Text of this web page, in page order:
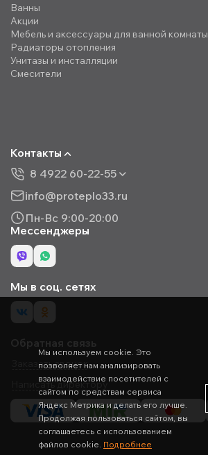
Ванны
Акции
Мебель и аксессуары для ванной комнаты
Радиаторы отопления
Унитазы и инсталляции
Смесители
Контакты
8 4922 60-22-55
info@proteplo33.ru
Пн-Вс 9:00-20:00
Мессенджеры
Мы в соц. сетях
Обратная связь
Заказать звонок
Написать директору
Мы используем cookie. Это
позволяет нам анализировать
взаимодействие посетителей с
сайтом по средствам сервиса
Яндекс Метрика и делать его лучше.
Продолжая пользоваться сайтом, вы
соглашаетесь с использованием
файлов cookie. Подробнее